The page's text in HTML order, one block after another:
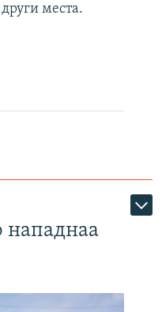
места.
нападнаа